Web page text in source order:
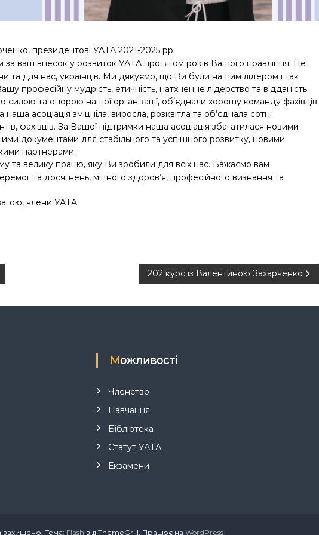
президентові УАТА 2021-2025 рр.
за ваш внесок у розвиток УАТА протягом років Вашого правління. Це
та для нас, українців. Ми дякуємо, що Ви були нашим лідером і так
професійну мудрість, етичність, натхненне лідерство та відданість
силою та опорою нашої організації, обʼєднали хорошу команду фахівців.
асоціація зміцніла, виросла, розквітла та об’єднала сотні
фахівців. За Вашої підтримки наша асоціація збагатилася новими
документами для стабільного та успішного розвитку, новими
партнерами.
та велику працю, яку Ви зробили для всіх нас. Бажаємо вам
та досягнень, міцного здоров’я, професійного визнання та
члени УАТА
202 курс із Валентиною Захарченко
Можливості
Членство
Навчання
Бібліотека
Статут УАТА
Екзамени
захищено. Тема: Flash від ThemeGrill. Працює на WordPress